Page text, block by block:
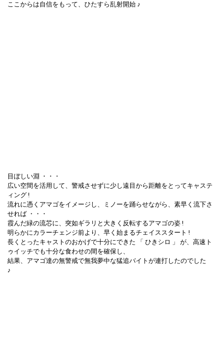
ここからは自信をもって、ひたすら乱射開始 ♪
目ぼしい淵 ・・・
広い空間を活用して、警戒させずに少し遠目から距離をとってキャステ
ィング !
流れに憑くアマゴをイメージし、ミノーを踊らせながら、素早く流下さ
せれば ・・・
霞んだ緑の流芯に、突如ギラリと大きく反転するアマゴの姿 !
明らかにカラーチェンジ前より、早く始まるチェイススタート !
長くとったキャストのおかげで十分にできた 「 ひきシロ 」 が、高速ト
ゥイッチでも十分な食わせの間を確保し、
結果、アマゴ達の無警戒で無我夢中な猛追バイトが連打したのでした
♪